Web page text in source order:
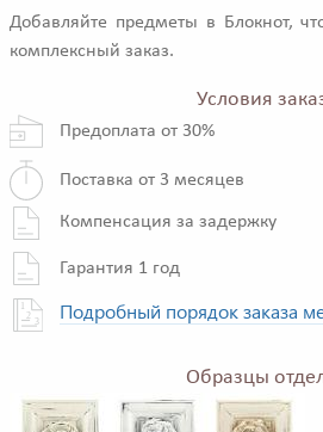
Добавляйте предметы в Блокнот,
комплексный заказ.
Условия
Предоплата от 30%
Поставка от 3 месяцев
Компенсация за задержку
Гарантия 1 год
Подробный порядок заказа
Образцы